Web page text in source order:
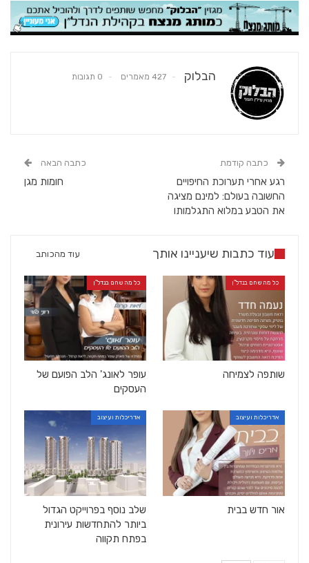
הבלוק 427 מאמרים 0 תגובות
כתבה קודמת
רגע אחרי תערוכת החיפויים
החשובה בעולם: למינם מציגה
את הטבע במלוא התגלמותו
כתבה הבאה
חומות מגן
עוד כתבות שיעניינו אותך עוד מהכותב
כל מה שחם בנדל"ן
שותפה לצמיחה
כל מה שחם בנדל"ן
עופר לאונג' הלב הפועם של
העסקים
אדריכלות ועיצוב
אור חדש בבית
אדריכלות ועיצוב
שלב נוסף בפרוייקט הגדול
ביותר להתחדשות עירונית
בפתח תקווה